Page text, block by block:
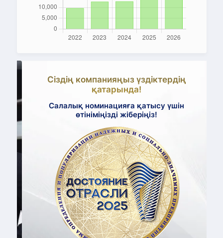
Сіздің компанияңыз үздіктердің
қатарында!
Салалық номинацияға қатысу үшін
өтініміңізді жіберіңіз!